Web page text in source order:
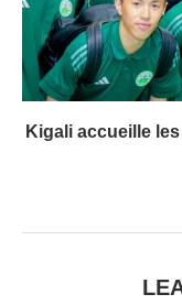
Kigali accueille